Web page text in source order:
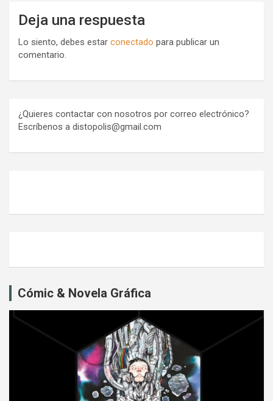
Deja una respuesta
Lo siento, debes estar conectado para publicar un
comentario.
¿Quieres contactar con nosotros por correo electrónico?
Escríbenos a distopolis@gmail.com
Cómic & Novela Gráfica